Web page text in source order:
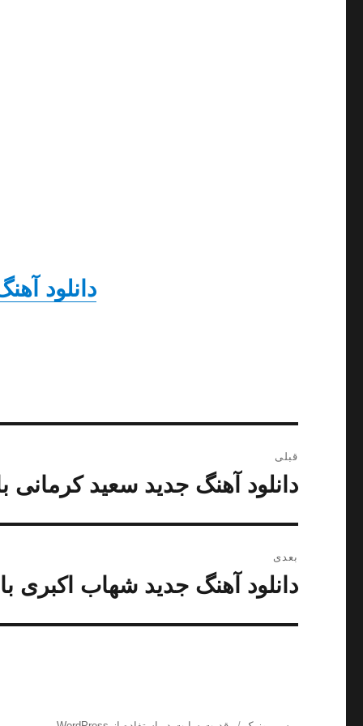
دانلود
نوشته
قبلی
نوشته
دانلود آهنگ جدید سعید
بعدی
نوشته
دانلود آهنگ جدید شهاب اکبری با